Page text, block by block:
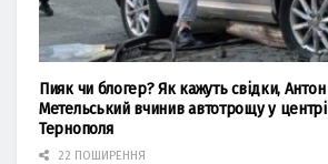
Пияк чи блогер? Як кажуть свідки, Антон
Метельський вчинив автотрощу у центрі
Тернополя
22 ПОШИРЕННЯ